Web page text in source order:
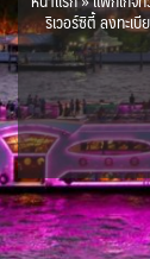
IRQ อิรัก 0
JPN ญี่ปุ่น 70
KAZ คาซัคสถ
KGZ คีร์กีซสถ
LBN เลบานอน
MDV มัลดีฟส์
BIH บอสเนีย
1
HRV โครเอเ
DNK เดนมาร์ก
FRA ฝรั่งเศส
เคนย่า -
ออสเตรเลีย
ลิเบีย - Libya
เอธิโอเปีย -
สถานที่ท่องเที่ยว
ริเวอร์ซิตี้ ลงทะเ